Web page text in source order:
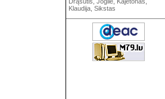
Klaudija, Sikstas